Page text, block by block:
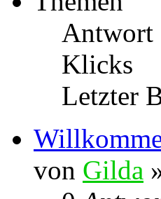
Antwort
Klicks
Letzter
von Gilda